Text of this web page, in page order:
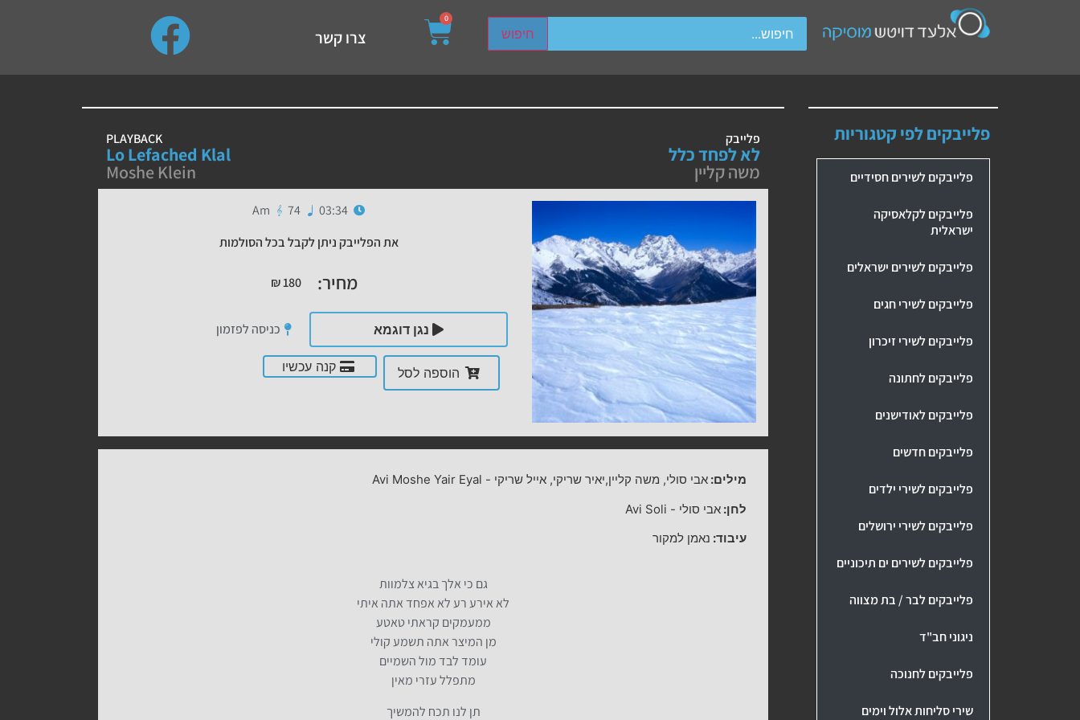
חיפוש
up and down arrows to review and enter to go to the desired page. Touch device users, explore by touch or with swipe gestures.
0
צרו קשר
פלייבקים לפי קטגוריות
פלייבקים לשירים חסידיים
פלייבקים לקלאסיקה
ישראלית
פלייבקים לשירים ישראלים
פלייבקים לשירי חגים
פלייבקים לשירי זיכרון
פלייבקים לחתונה
פלייבקים לאודישנים
פלייבקים חדשים
פלייבקים לשירי ילדים
פלייבקים לשירי ירושלים
פלייבקים לשירים ים תיכוניים
פלייבקים לבר / בת מצווה
ניגוני חב"ד
פלייבקים לחנוכה
שירי סליחות אלול וימים
פלייבק
לא לפחד כלל
משה קליין
PLAYBACK
Lo Lefached Klal
Moshe Klein
03:34
74
Am
את הפלייבק ניתן לקבל בכל הסולמות
מחיר: ₪180
נגן דוגמא כניסה לפזמון
הוספה לסל קנה עכשיו
מילים: אבי סולי, משה קליין,יאיר שריקי, אייל שריקי -
Avi Moshe Yair Eyal
לחן: אבי סולי -
Avi Soli
עיבוד: נאמן למקור
גם כי אלך בגיא צלמוות
לא אירע רע לא אפחד אתה איתי
ממעמקים קראתי טאטע
מן המיצר אתה תשמע קולי
עומד לבד מול השמיים
מתפלל עזרי מאין
תן לנו תכח להמשיך